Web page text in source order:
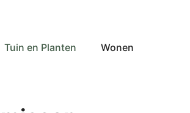
Tuin en Planten Wonen